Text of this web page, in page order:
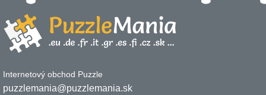
Internetový obchod Puzzle
puzzlemania@puzzlemania.sk